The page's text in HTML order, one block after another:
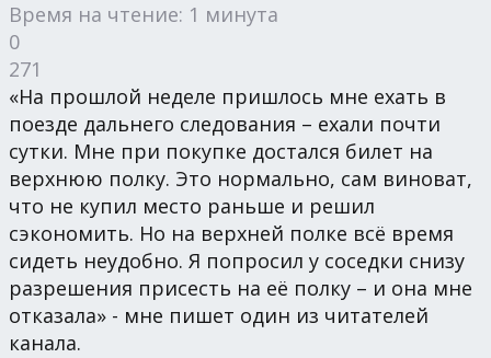
Время на чтение: 1 минута
0
271
«На прошлой неделе пришлось мне ехать в
поезде дальнего следования – ехали почти
сутки. Мне при покупке достался билет на
верхнюю полку. Это нормально, сам виноват,
что не купил место раньше и решил
сэкономить. Но на верхней полке всё время
сидеть неудобно. Я попросил у соседки снизу
разрешения присесть на её полку – и она мне
отказала» - мне пишет один из читателей
канала.